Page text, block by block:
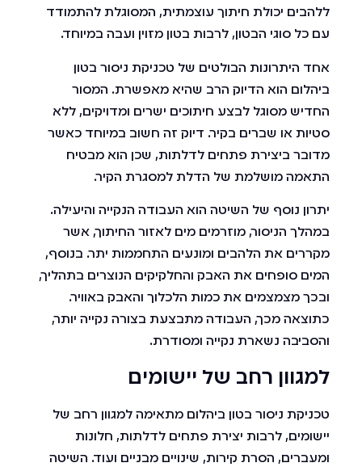
ללהבים יכולת חיתוך עוצמתית, המסוגלת להתמודד
עם כל סוגי הבטון, לרבות בטון מזוין ועבה במיוחד.
אחד היתרונות הבולטים של טכניקת ניסור בטון
ביהלום הוא הדיוק הרב שהיא מאפשרת. המסור
החדיש מסוגל לבצע חיתוכים ישרים ומדויקים, ללא
סטיות או שברים בקיר. דיוק זה חשוב במיוחד כאשר
מדובר ביצירת פתחים לדלתות, שכן הוא מבטיח
התאמה מושלמת של הדלת למסגרת הקיר.
יתרון נוסף של השיטה הוא העבודה הנקייה והיעילה.
במהלך הניסור, מוזרמים מים לאזור החיתוך, אשר
מקררים את הלהבים ומונעים התחממות יתר. בנוסף,
המים סופחים את האבק והחלקיקים הנוצרים בתהליך,
ובכך מצמצמים את כמות הלכלוך והאבק באוויר.
כתוצאה מכך, העבודה מתבצעת בצורה נקייה יותר,
והסביבה נשארת נקייה ומסודרת.
למגוון רחב של יישומים
טכניקת ניסור בטון ביהלום מתאימה למגוון רחב של
יישומים, לרבות יצירת פתחים לדלתות, חלונות
ומעברים, הסרת קירות, שינויים מבניים ועוד. השיטה